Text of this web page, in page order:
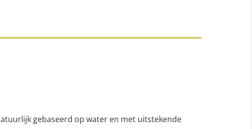
gebaseerd op water en met uitstekende